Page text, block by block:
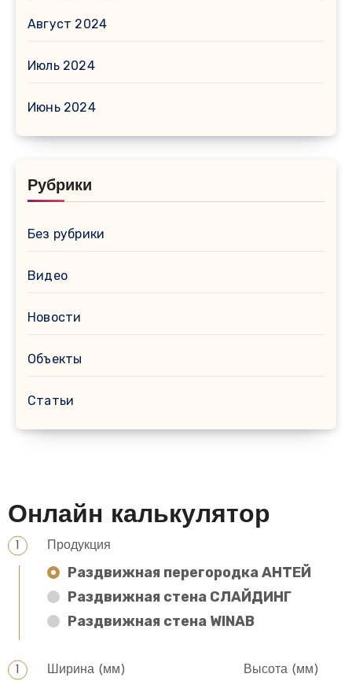
Август 2024
Июль 2024
Июнь 2024
Рубрики
Без рубрики
Видео
Новости
Объекты
Статьи
Онлайн калькулятор
Продукция
Раздвижная перегородка АНТЕЙ
Раздвижная стена СЛАЙДИНГ
Раздвижная стена WINAB
Ширина (мм) Высота (мм)